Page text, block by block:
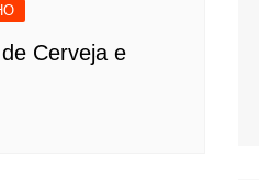
Cerveja e